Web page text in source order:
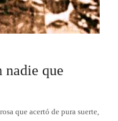
que
que acertó de pura suerte,